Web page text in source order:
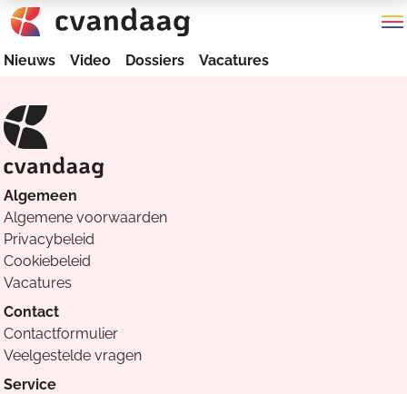
Nieuws Video Dossiers Vacatures
Algemeen
Algemene voorwaarden
Privacybeleid
Cookiebeleid
Vacatures
Contact
Contactformulier
Veelgestelde vragen
Service